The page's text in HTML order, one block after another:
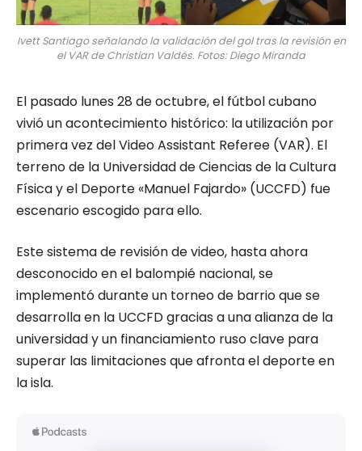
Ivett Santiago señalando la validación del gol tras la revisión en
el VAR de Christian Valdés. Fotos: Diego Miranda
El pasado lunes 28 de octubre, el fútbol cubano
vivió un acontecimiento histórico: la utilización por
primera vez del Video Assistant Referee (VAR). El
terreno de la Universidad de Ciencias de la Cultura
Física y el Deporte «Manuel Fajardo» (UCCFD) fue
escenario escogido para ello.
Este sistema de revisión de video, hasta ahora
desconocido en el balompié nacional, se
implementó durante un torneo de barrio que se
desarrolla en la UCCFD gracias a una alianza de la
universidad y un financiamiento ruso clave para
superar las limitaciones que afronta el deporte en
la isla.